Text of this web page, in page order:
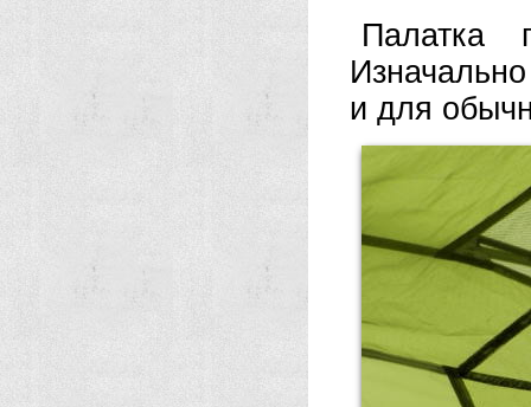
Палатка
и для